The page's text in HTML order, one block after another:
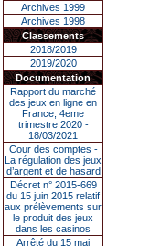
Archives 1999
Archives 1998
Classements
2018/2019
2019/2020
Documentation
Rapport du marché
des jeux en ligne en
France, 4eme
trimestre 2020 -
18/03/2021
Cour des comptes -
La régulation des jeux
d’argent et de hasard
Décret n° 2015-669
du 15 juin 2015 relatif
aux prélèvements sur
le produit des jeux
dans les casinos
Arrêté du 15 mai